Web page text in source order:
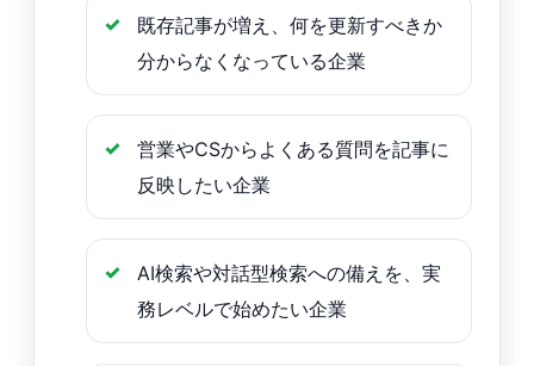
既存記事が増え、何を更新すべきか
分からなくなっている企業
営業やCSからよくある質問を記事に
反映したい企業
AI検索や対話型検索への備えを、実
務レベルで始めたい企業